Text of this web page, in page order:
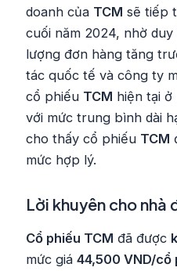
doanh của TCM sẽ tiếp
cuối năm 2024, nhờ
lượng đơn hàng tăng
tác quốc tế và công ty
cổ phiếu TCM hiện tại ở
với mức trung bình dài
cho thấy cổ phiếu TCM
mức hợp lý.
Lời khuyên cho nhà
Cổ phiếu TCM đã được
mức giá44,500 VND/cổ